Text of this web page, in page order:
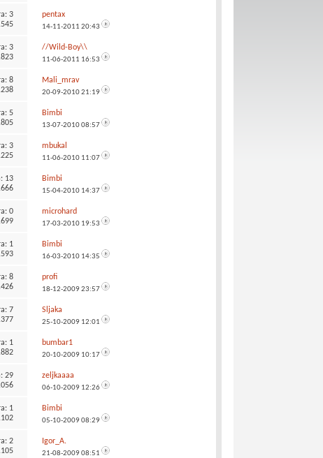
3
pentax
14-11-2011 20:43
3
//Wild-Boy\\
11-06-2011 16:53
8
Mali_mrav
20-09-201021:19
5
Bimbi
13-07-201008:57
3
mbukal
11-06-2010 11:07
13
Bimbi
15-04-2010 14:37
0
microhard
17-03-2010 19:53
1
Bimbi
16-03-2010 14:35
8
profi
18-12-200923:57
7
Sljaka
25-10-2009 12:01
1
bumbar1
20-10-2009 10:17
29
zeljkaaaa
06-10-2009 12:26
1
Bimbi
05-10-200908:29
2
Igor_A.
21-08-200908:51